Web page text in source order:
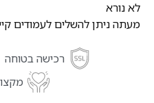
לא נורא
מעתה ניתן להשלים לעמודים
רכישה בטוחה